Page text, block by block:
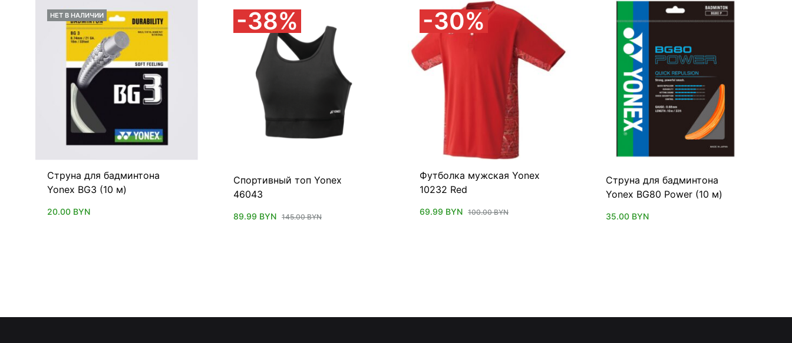
НЕТ В НАЛИЧИИ
Струна для бадминтона
Yonex BG3 (10 м)
20.00 BYN
38%
Спортивный топ Yonex
46043
89.99 BYN 145.00BYN
30%
Футболка мужская Yonex
10232 Red
69.99 BYN 100.00BYN
Струна для бадминтона
Yonex BG80 Power (10 м)
35.00 BYN